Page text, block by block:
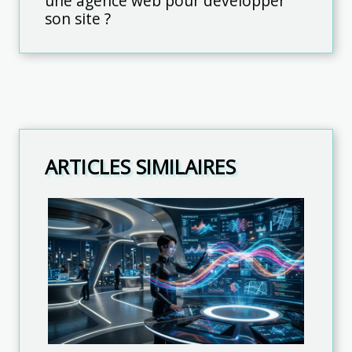
son site ?
ARTICLES SIMILAIRES